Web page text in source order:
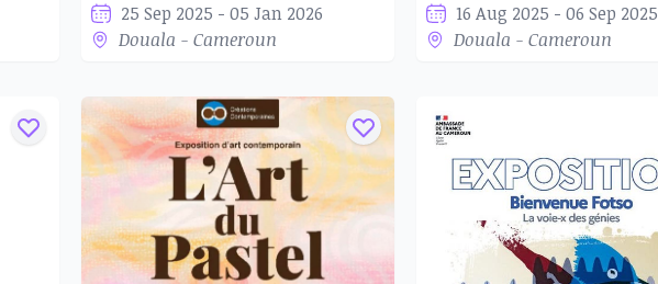
25 Sep 2025 - 05 Jan 2026
Douala - Cameroun
16 Aug 2025 - 06 Sep 2025
Douala - Cameroun